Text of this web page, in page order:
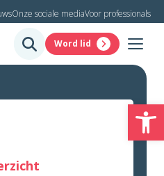
Onze sociale mediaVoor professionals
Word lid